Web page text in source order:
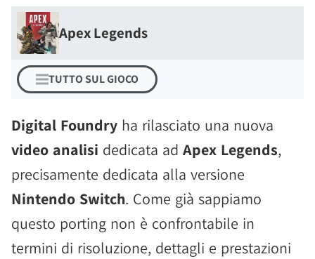
Apex Legends
TUTTO SUL GIOCO
Digital Foundry ha rilasciato una nuova
video analisi dedicata ad Apex Legends,
precisamente dedicata alla versione
Nintendo Switch. Come già sappiamo
questo porting non è confrontabile in
termini di risoluzione, dettagli e prestazioni